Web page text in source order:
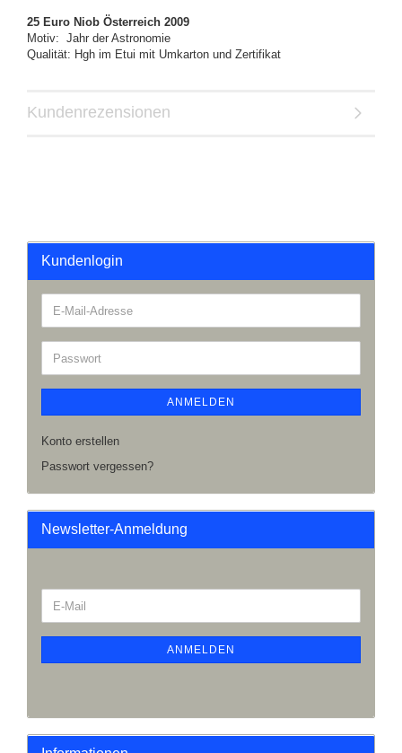
25 Euro Niob Österreich 2009
Motiv: Jahr der Astronomie
Qualität: Hgh im Etui mit Umkarton und Zertifikat
Kundenrezensionen
Kundenlogin
ANMELDEN
Konto erstellen
Passwort vergessen?
Newsletter-Anmeldung
ANMELDEN